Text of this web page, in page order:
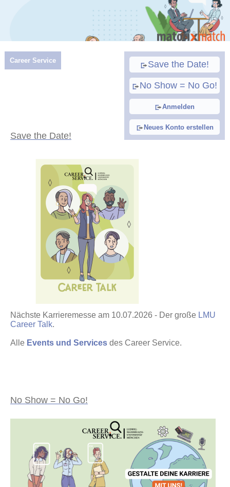
Save the Date!
No Show = No Go!
Anmelden
Neues Konto erstellen
Career Service
Save the Date!
Nächste Karrieremesse am 10.07.2026 - Der große LMU
Career Talk.
Alle Events und Services des Career Service.
No Show = No Go!